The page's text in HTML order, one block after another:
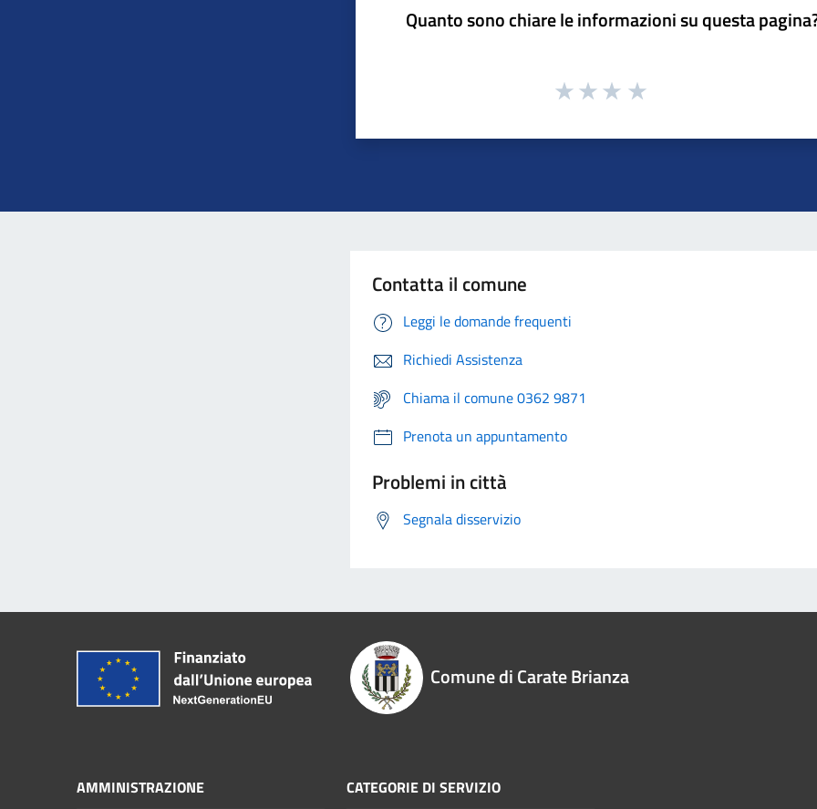
Quanto sono chiare le informazioni su questa
Contatta il comune
Leggi le domande frequenti
Richiedi Assistenza
Chiama il comune 0362 9871
Prenota un appuntamento
Problemi in città
Segnala disservizio
Comune di Carate Brianza
AMMINISTRAZIONE CATEGORIE DI SERVIZIO